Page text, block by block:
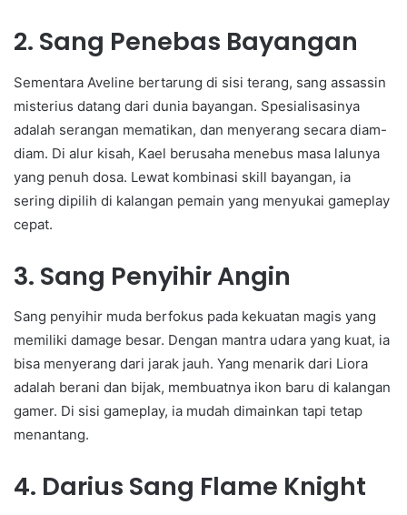
2. Sang Penebas Bayangan
Sementara Aveline bertarung di sisi terang, sang assassin
misterius datang dari dunia bayangan. Spesialisasinya
adalah serangan mematikan, dan menyerang secara diam-
diam. Di alur kisah, Kael berusaha menebus masa lalunya
yang penuh dosa. Lewat kombinasi skill bayangan, ia
sering dipilih di kalangan pemain yang menyukai gameplay
cepat.
3. Sang Penyihir Angin
Sang penyihir muda berfokus pada kekuatan magis yang
memiliki damage besar. Dengan mantra udara yang kuat, ia
bisa menyerang dari jarak jauh. Yang menarik dari Liora
adalah berani dan bijak, membuatnya ikon baru di kalangan
gamer. Di sisi gameplay, ia mudah dimainkan tapi tetap
menantang.
4. Darius Sang Flame Knight